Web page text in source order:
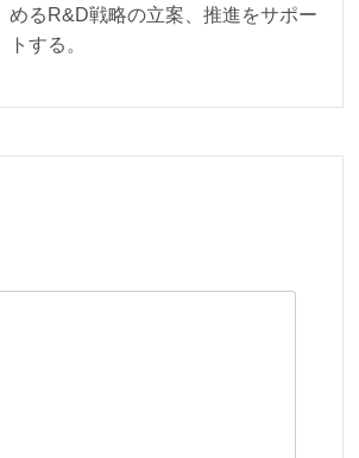
めるR&D戦略の立案、推進をサポー
トする。